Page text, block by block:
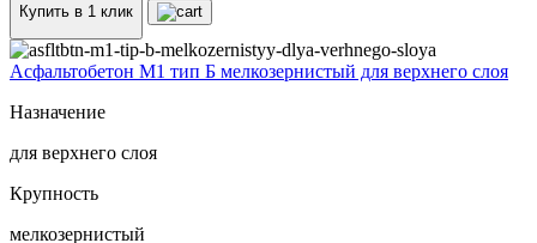
Купить в 1 клик
Асфальтобетон М1 тип Б мелкозернистый для верхнего слоя
Назначение
для верхнего слоя
Крупность
мелкозернистый